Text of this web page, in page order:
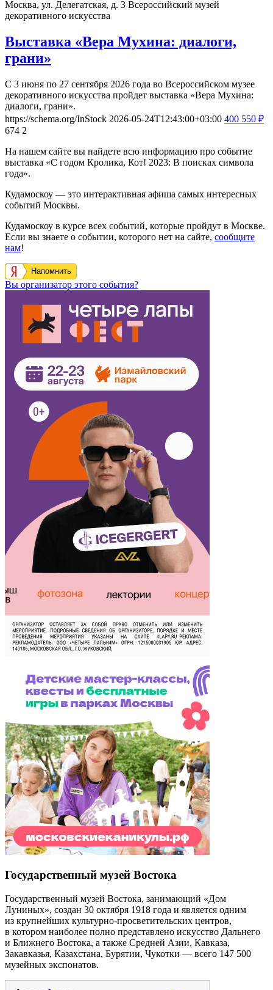
Москва, ул. Делегатская, д. 3 Всероссийский музей
декоративного искусства
Выставка «Вера Мухина: диалоги,
грани»
С 3 июня по 27 сентября 2026 года во Всероссийском музее
декоративного искусства пройдет выставка «Вера Мухина:
диалоги, грани».
https://schema.org/InStock 2026-05-24T12:43:00+03:00 400 550 ₽
674 2
На нашем сайте вы найдете всю информацию про событие
выставка «С годом Кролика, Кот! 2023: В поисках символа
года».
Кудамоскоу — это интерактивная афиша самых интересных
событий Москвы.
Кудамоскоу в курсе всех событий, которые пройдут в Москве.
Если вы знаете о событии, которого нет на сайте, сообщите
нам!
Напомнить
Вы организатор этого события?
Государственный музей Востока
Государственный музей Востока, занимающий «Дом
Луниных», создан 30 октября 1918 года и является одним
из крупнейших культурно-просветительских центров,
в котором наиболее полно представлено искусство Дальнего
и Ближнего Востока, а также Средней Азии, Кавказа,
Закавказья, Казахстана, Бурятии, Чукотки — всего 147 500
музейных экспонатов.